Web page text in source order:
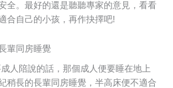
全。最好的還是聽聽專家的意見，看看
合自己的小孩，再作抉擇吧!
輩同房睡覺
人陪說的話，那個成人便要睡在地上
稍長的長輩同房睡覺，半高床便不適合